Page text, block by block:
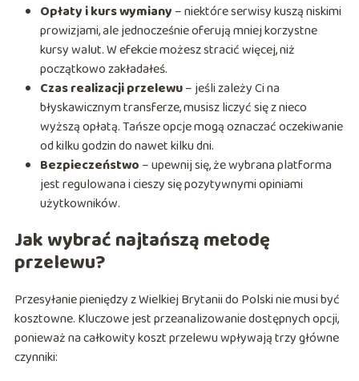
Opłaty i kurs wymiany – niektóre serwisy kuszą niskimi
prowizjami, ale jednocześnie oferują mniej korzystne
kursy walut. W efekcie możesz stracić więcej, niż
początkowo zakładałeś.
Czas realizacji przelewu– jeśli zależy Ci na
błyskawicznym transferze, musisz liczyć się z nieco
wyższą opłatą. Tańsze opcje mogą oznaczać oczekiwanie
od kilku godzin do nawet kilku dni.
Bezpieczeństwo – upewnij się, że wybrana platforma
jest regulowana i cieszy się pozytywnymi opiniami
użytkowników.
Jak wybrać najtańszą metodę
przelewu?
Przesyłanie pieniędzy z Wielkiej Brytanii do Polski nie musi być
kosztowne. Kluczowe jest przeanalizowanie dostępnych opcji,
ponieważ na całkowity koszt przelewu wpływają trzy główne
czynniki: